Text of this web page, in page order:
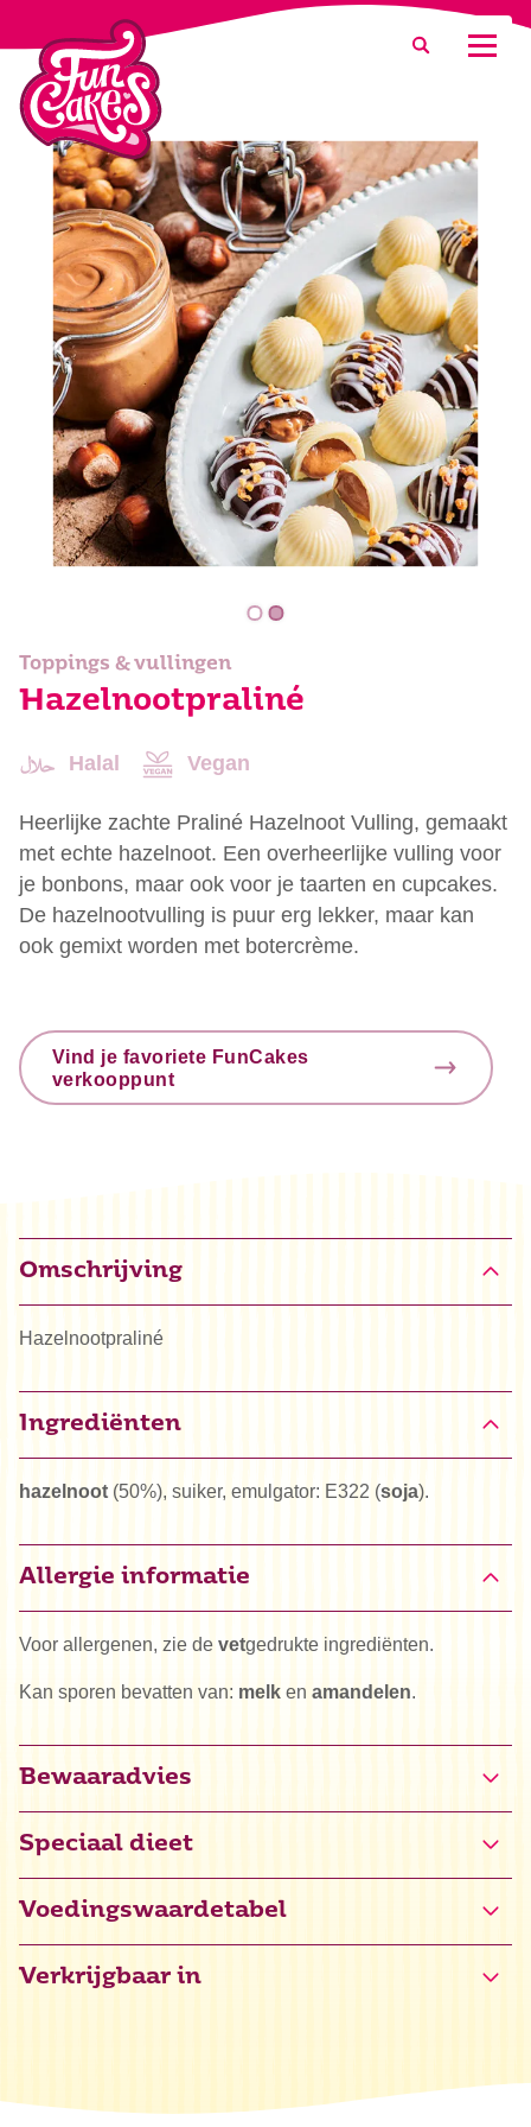
Waar ben je naar op zoek?
Zoeken
Toppings & vullingen
Hazelnootpraliné
Halal Vegan
Heerlijke zachte Praliné Hazelnoot Vulling, gemaakt
met echte hazelnoot. Een overheerlijke vulling voor
je bonbons, maar ook voor je taarten en cupcakes.
De hazelnootvulling is puur erg lekker, maar kan
ook gemixt worden met botercrème.
Vind je favoriete FunCakes
verkooppunt
Omschrijving
Hazelnootpraliné
Ingrediënten
hazelnoot (50%), suiker, emulgator: E322 (soja).
Allergie informatie
Voor allergenen, zie de vetgedrukte ingrediënten.
Kan sporen bevatten van: melk en amandelen.
Bewaaradvies
Speciaal dieet
Halal
Vegan
Voedingswaardetabel
Koolhydraten
Verkrijgbaar in